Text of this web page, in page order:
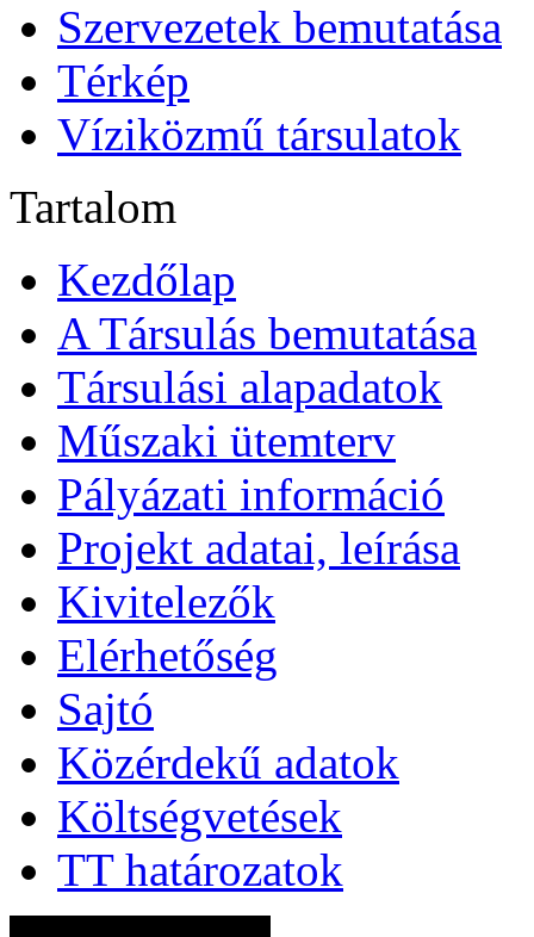
Szervezetek bemutatása
Térkép
Víziközmű társulatok
Tartalom
Kezdőlap
A Társulás bemutatása
Társulási alapadatok
Műszaki ütemterv
Pályázati információ
Projekt adatai, leírása
Kivitelezők
Elérhetőség
Sajtó
Közérdekű adatok
Költségvetések
TT határozatok